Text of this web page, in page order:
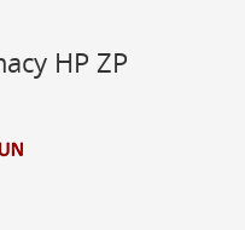
HP ZP